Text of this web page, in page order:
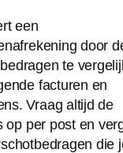
een
door
te
facturen en
Vraag altijd de
op per post en
die